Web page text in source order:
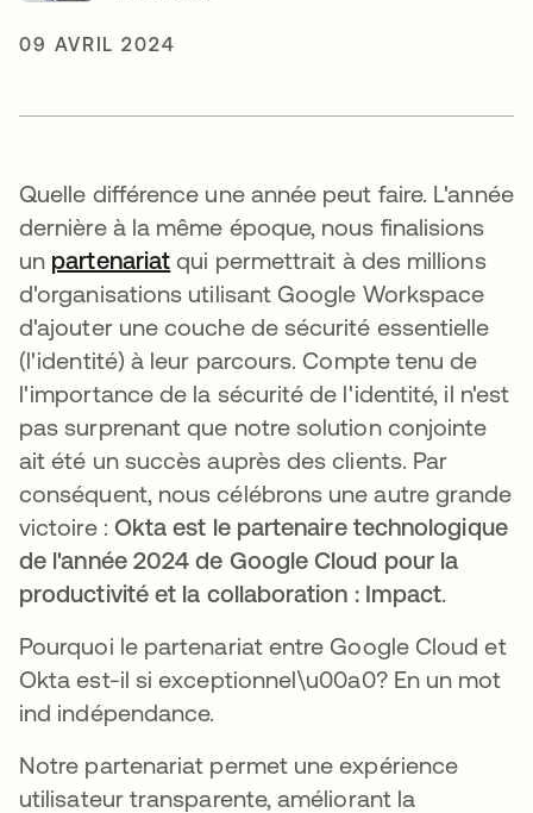
09 AVRIL 2024
Quelle différence une année peut faire. L'année
dernière à la même époque, nous finalisions
un partenariat s’ouvre dans un nouvel onglet
qui permettrait à des millions
d'organisations utilisant Google Workspace
d'ajouter une couche de sécurité essentielle
(l'identité) à leur parcours. Compte tenu de
l'importance de la sécurité de l'identité, il n'est
pas surprenant que notre solution conjointe
ait été un succès auprès des clients. Par
conséquent, nous célébrons une autre grande
victoire : Okta est le partenaire technologique
de l'année 2024 de Google Cloud pour la
productivité et la collaboration : Impact.
Pourquoi le partenariat entre Google Cloud et
Okta est-il si exceptionnel\u00a0? En un mot
ind indépendance.
Notre partenariat permet une expérience
utilisateur transparente, améliorant la